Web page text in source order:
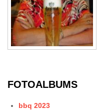
FOTOALBUMS
bbq 2023